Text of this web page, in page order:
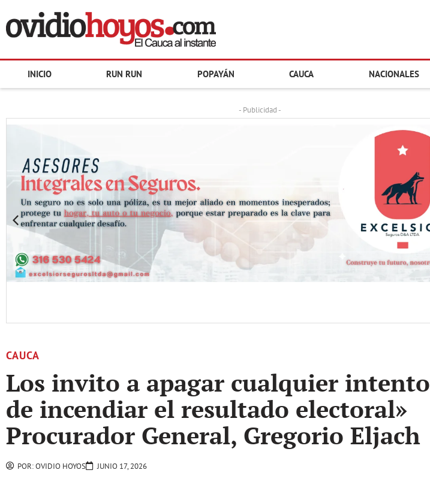
INICIO RUN RUN POPAYÁN CAUCA NACIONALES
- Publicidad -
CAUCA
Los invito a apagar cualquier intento
de incendiar el resultado electoral»
Procurador General, Gregorio Eljach
POR:OVIDIO HOYOS JUNIO 17, 2026